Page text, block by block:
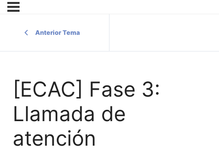
Anterior Tema
[ECAC] Fase 3:
Llamada de
atención